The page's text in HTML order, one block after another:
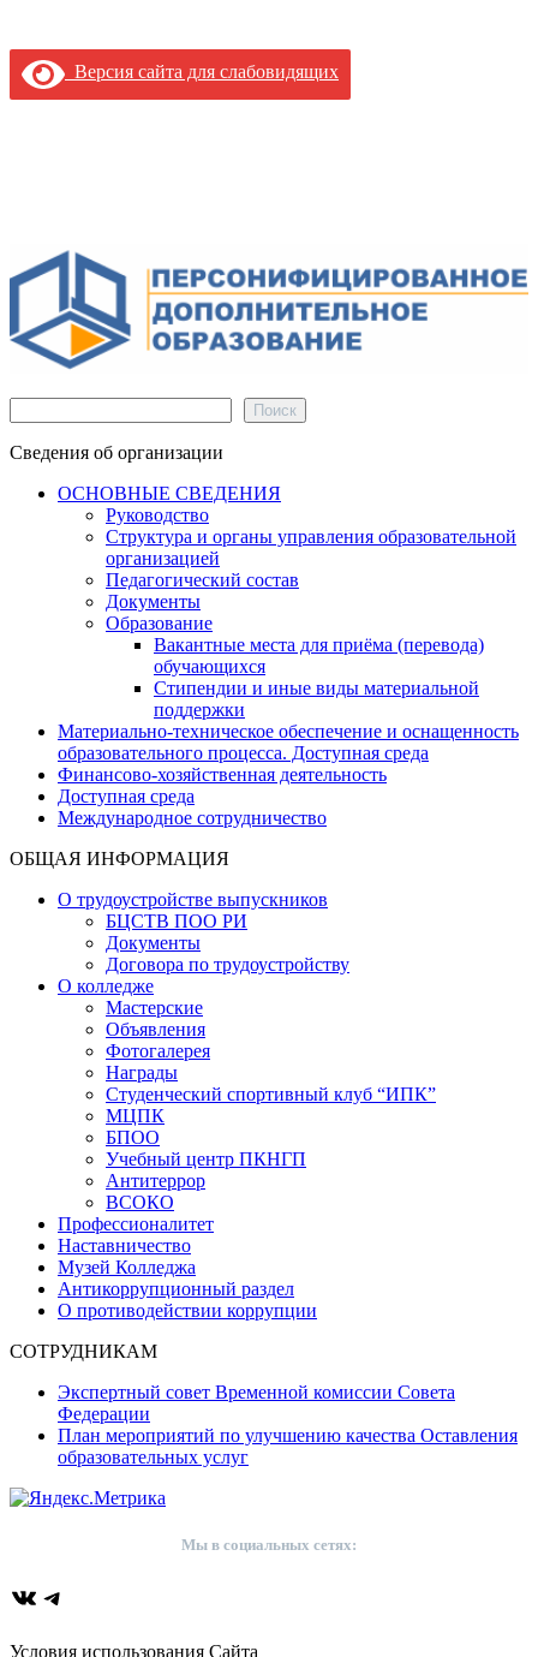
Версия сайта для слабовидящих
Поиск
Сведения об организации
ОСНОВНЫЕ СВЕДЕНИЯ
Руководство
Структура и органы управления образовательной
организацией
Педагогический состав
Документы
Образование
Вакантные места для приёма (перевода)
обучающихся
Стипендии и иные виды материальной
поддержки
Материально-техническое обеспечение и оснащенность
образовательного процесса. Доступная среда
Финансово-хозяйственная деятельность
Доступная среда
Международное сотрудничество
ОБЩАЯ ИНФОРМАЦИЯ
О трудоустройстве выпускников
БЦСТВ ПОО РИ
Документы
Договора по трудоустройству
О колледже
Мастерские
Объявления
Фотогалерея
Награды
Студенческий спортивный клуб “ИПК”
МЦПК
БПОО
Учебный центр ПКНГП
Антитеррор
ВСОКО
Профессионалитет
Наставничество
Музей Колледжа
Антикоррупционный раздел
О противодействии коррупции
СОТРУДНИКАМ
Экспертный совет Временной комиссии Совета
Федерации
План мероприятий по улучшению качества Оставления
образовательных услуг
Мы в социальных сетях:
ВКонтакте
Telegram
Условия использования Сайта